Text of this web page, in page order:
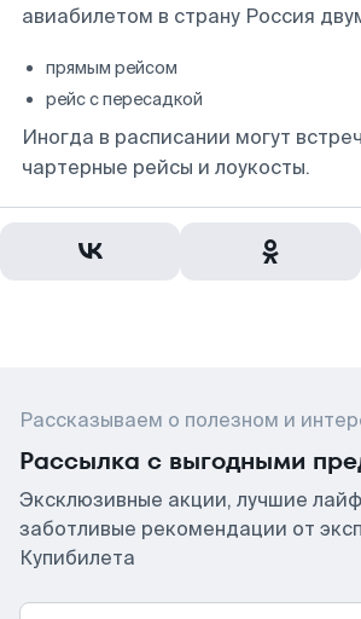
авиабилетом в страну Россия
прямым рейсом
рейс с пересадкой
Иногда в расписании могут
чартерные рейсы и лоукосты.
Рассказываем о полезном и
Рассылка с выгодными
Эксклюзивные акции, лучшие
заботливые рекомендации от
Купибилета